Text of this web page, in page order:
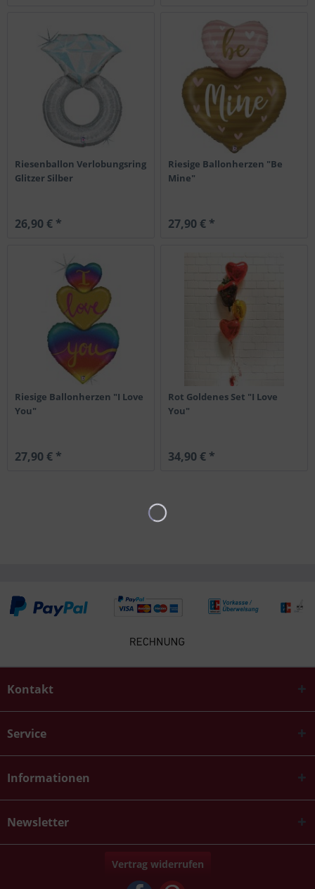
Riesenballon Verlobungsring
Glitzer Silber
26,90 € *
Riesige Ballonherzen "Be
Mine"
27,90 € *
Riesige Ballonherzen "I Love
You"
27,90 € *
Rot Goldenes Set "I Love
You"
34,90 € *
Kontakt
Service
Informationen
Newsletter
Vertrag widerrufen